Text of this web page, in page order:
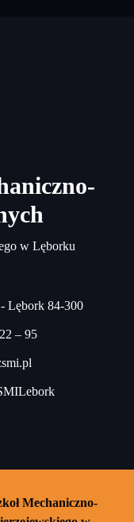
w Lęborku
Lębork 84-300
– 95
Mechaniczno-